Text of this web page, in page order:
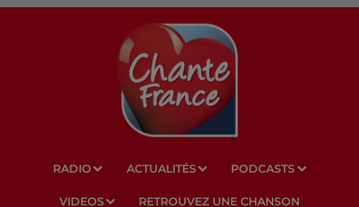
RADIO ACTUALITÉS PODCASTS
VIDEOS RETROUVEZ UNE CHANSON